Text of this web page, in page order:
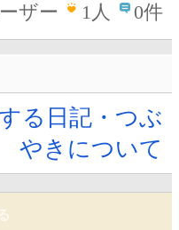
ザー
1人 0件
る日記・つぶ
やきについて